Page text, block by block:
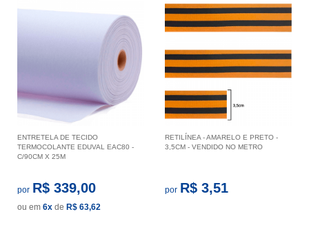
ENTRETELA DE TECIDO
TERMOCOLANTE EDUVAL EAC80 -
C/90CM X 25M
por R$ 339,00
ou em 6x de R$ 63,62
RETILÍNEA - AMARELO E PRETO -
3,5CM - VENDIDO NO METRO
por R$ 3,51